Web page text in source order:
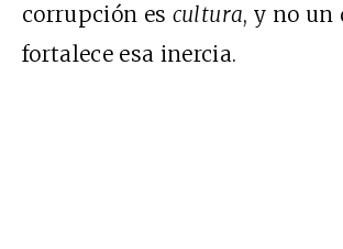
corrupción es cultura, y no un
fortalece esa inercia.